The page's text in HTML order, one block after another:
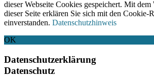
dieser Webseite Cookies gespeichert. Mit
dieser Seite erklären Sie sich mit den Cookie-
einverstanden. Datenschutzhinweis
OK
Datenschutzerklärung
Datenschutz